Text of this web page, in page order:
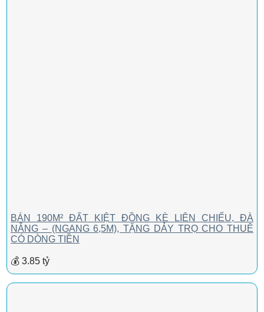
BÁN 190M² ĐẤT KIỆT ĐỒNG KÈ LIÊN CHIỂU, ĐÀ
NẴNG – (NGANG 6,5M), TẶNG DẢY TRỌ CHO THUÊ
CÓ DÒNG TIỀN
💰 3.85 tỷ